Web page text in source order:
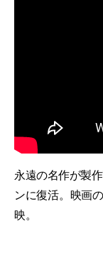
永遠の名作が製
ンに復活。映画
映。